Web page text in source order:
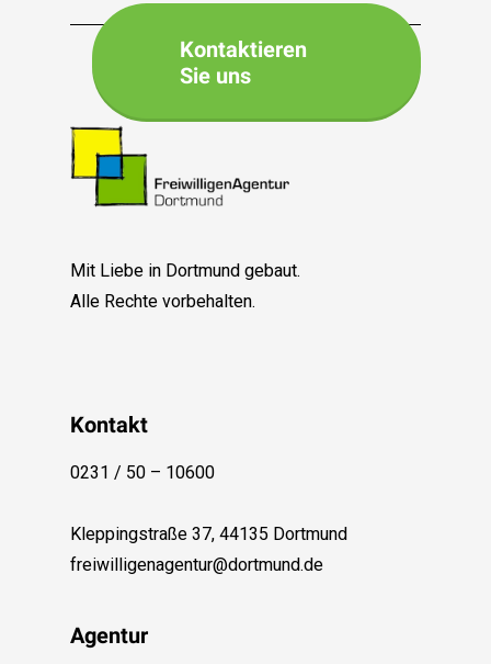
Kontaktieren
Sie uns
Mit Liebe in Dortmund gebaut.
Alle Rechte vorbehalten.
Kontakt
0231 / 50 – 10600
Kleppingstraße 37, 44135 Dortmund
freiwilligenagentur@dortmund.de
Agentur